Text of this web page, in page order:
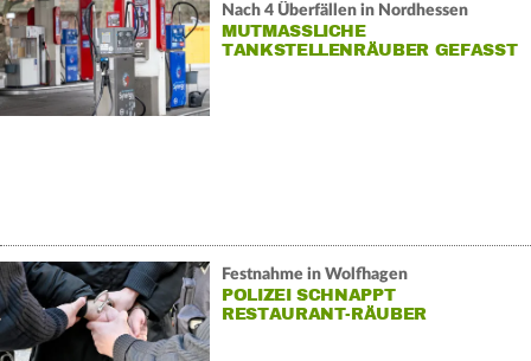
Nach 4 Überfällen in Nordhessen
MUTMASSLICHE T
ANKSTELLENRÄUBER GEFASST
Festnahme in Wolfhagen
POLIZEI SCHNAPPT
RESTAURANT-RÄUBER